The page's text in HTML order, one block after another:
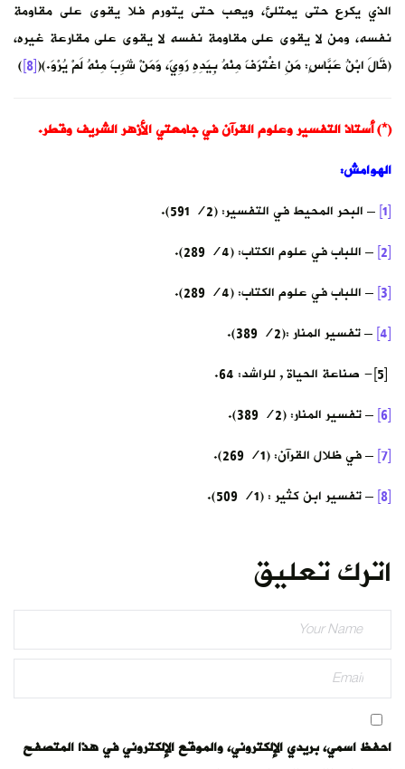
الذي يكرع حتى يمتلئ، ويعب حتى يتورم فلا يقوى على مقاومة
نفسه، ومن لا يقوى على مقاومة نفسه لا يقوى على مقارعة غيره،
(قَالَ ابْنُ عَبَّاسٍ: مَنِ اغْتَرَفَ مِنْهُ بِيَدِهِ رَوِيَ، وَمَنْ شَرِبَ مِنْهُ لَمْ يُرْوَ.)([8]
)
(*) أستاذ التفسير وعلوم القرآن في جامعتي الأزهر الشريف وقطر.
الهوامش:
[1] – البحر المحيط في التفسير: (2/ 591).
[2] – اللباب في علوم الكتاب: (4/ 289).
[3] – اللباب في علوم الكتاب: (4/ 289).
[4] – تفسير المنار :(2/ 389).
[5]- صناعة الحياة , للراشد: 64.
[6] – تفسير المنار: (2/ 389).
[7] – في ظلال القرآن: (1/ 269).
[8] – تفسير ابن كثير : (1/ 509).
اترك تعليق
احفظ اسمي، بريدي الإلكتروني، والموقع الإلكتروني في هذا المتصفح